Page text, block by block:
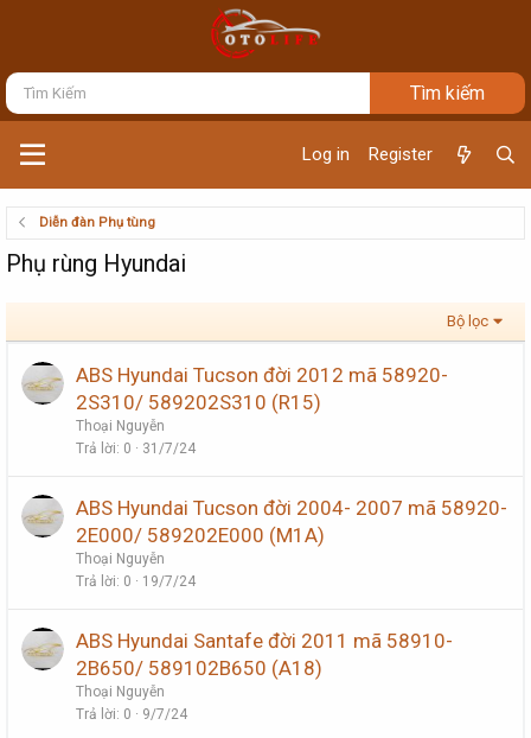
Log in Register
Diễn đàn Phụ tùng
Phụ rùng Hyundai
Bộ lọc
ABS Hyundai Tucson đời 2012 mã 58920-
2S310/ 589202S310 (R15)
Thoại Nguyễn
Trả lời 0 31/7/24
ABS Hyundai Tucson đời 2004- 2007 mã 58920-
2E000/ 589202E000 (M1A)
Thoại Nguyễn
Trả lời 0 19/7/24
ABS Hyundai Santafe đời 2011 mã 58910-
2B650/ 589102B650 (A18)
Thoại Nguyễn
Trả lời 0 9/7/24